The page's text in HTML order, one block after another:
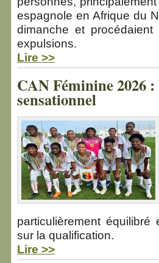
espagnole en Afrique du
dimanche et
expulsions.
Lire >>
CAN Féminine 2026
sensationnel
particulièrement
sur la qualification.
Lire >>